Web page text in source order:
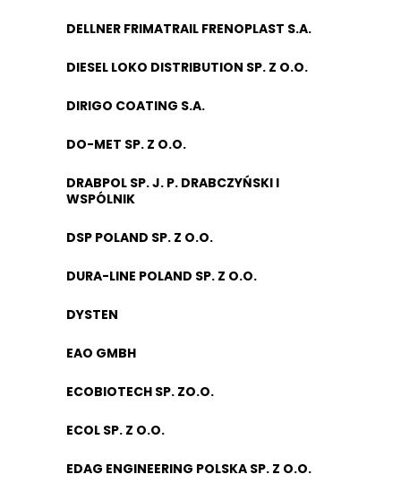
DELLNER FRIMATRAIL FRENOPLAST S.A.
DIESEL LOKO DISTRIBUTION SP. Z O.O.
DIRIGO COATING S.A.
DO-MET SP. Z O.O.
DRABPOL SP. J. P. DRABCZYŃSKI I
WSPÓLNIK
DSP POLAND SP. Z O.O.
DURA-LINE POLAND SP. Z O.O.
DYSTEN
EAO GMBH
ECOBIOTECH SP. ZO.O.
ECOL SP. Z O.O.
EDAG ENGINEERING POLSKA SP. Z O.O.